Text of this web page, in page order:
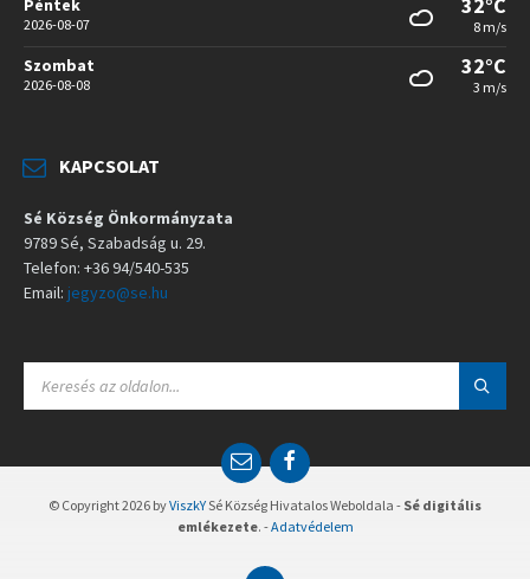
Péntek
2026-08-07 8 m/s
Szombat
2026-08-08
32°C
3 m/s
KAPCSOLAT
Sé Község Önkormányzata
9789 Sé, Szabadság u. 29.
Telefon: +36 94/540-535
Email: jegyzo@se.hu
A
E
m
a
i
l
F
a
c
e
b
© Copyright 2026 byViszkYSé Község Hivatalos Weboldala - Sé digitális
emlékezete. -Adatvédelem